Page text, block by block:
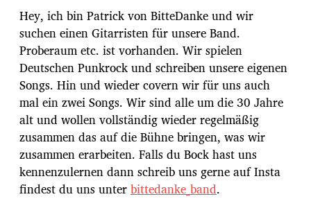
t
r
a
g
s
d
a
t
u
m
Hey, ich bin Patrick von BitteDanke und wir
suchen einen Gitarristen für unsere Band.
Proberaum etc. ist vorhanden. Wir spielen
Deutschen Punkrock und schreiben unsere eigenen
Songs. Hin und wieder covern wir für uns auch
mal ein zwei Songs. Wir sind alle um die 30 Jahre
alt und wollen vollständig wieder regelmäßig
zusammen das auf die Bühne bringen, was wir
zusammen erarbeiten. Falls du Bock hast uns
kennenzulernen dann schreib uns gerne auf Insta
findest du uns unterbittedanke_band.